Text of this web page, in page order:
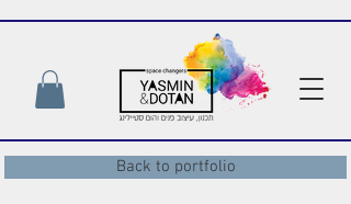
Back to portfolio